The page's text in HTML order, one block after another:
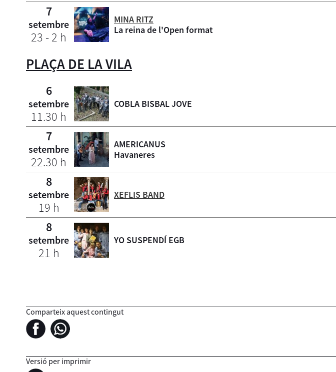
7
setembre
23 - 2 h
MINA RITZ
La reina de l'Open format
PLAÇA DE LA VILA
6
setembre
11.30 h
COBLA BISBAL JOVE
7
setembre
22.30 h
AMERICANUS
Havaneres
8
setembre
19 h
XEFLIS BAND
8
setembre
21 h
YO SUSPENDÍ EGB
Comparteix aquest contingut
Versió per imprimir